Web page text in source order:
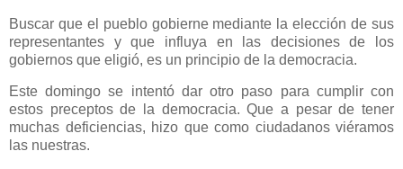
Buscar que el pueblo gobierne mediante la elección de sus
representantes y que influya en las decisiones de los
gobiernos que eligió, es un principio de la democracia.
Este domingo se intentó dar otro paso para cumplir con
estos preceptos de la democracia. Que a pesar de tener
muchas deficiencias, hizo que como ciudadanos viéramos
las nuestras.